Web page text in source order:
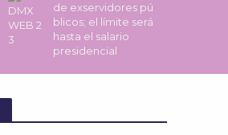
de exservidores pú
blicos; el límite será
hasta el salario
presidencial